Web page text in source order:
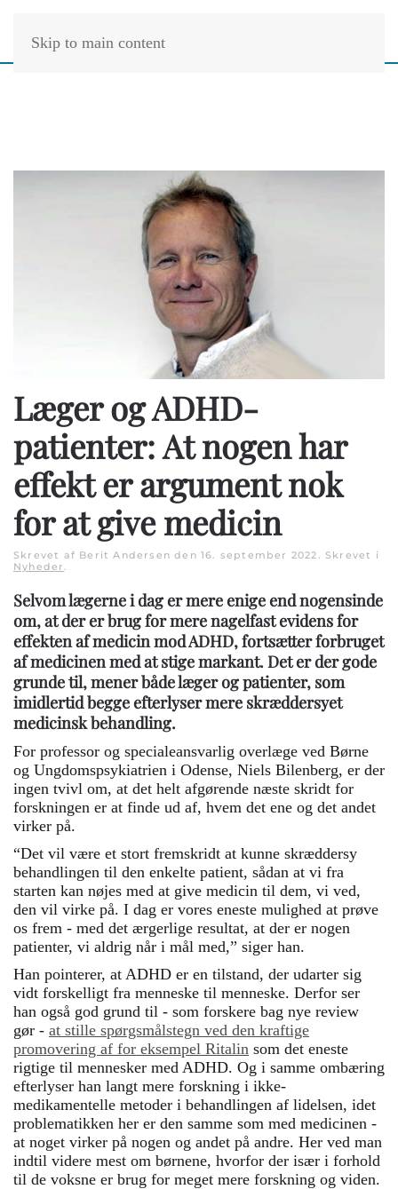
Skip to main content
Læger og ADHD-
patienter: At nogen har
effekt er argument nok
for at give medicin
Skrevet af Berit Andersen den 16. september 2022
. Skrevet i
Nyheder
Selvom lægerne i dag er mere enige end nogensinde
om, at der er brug for mere nagelfast evidens for
effekten af medicin mod ADHD, fortsætter forbruget
af medicinen med at stige markant. Det er der gode
grunde til, mener både læger og patienter, som
imidlertid begge efterlyser mere skræddersyet
medicinsk behandling.
For professor og specialeansvarlig overlæge ved Børne
og Ungdomspsykiatrien i Odense, Niels Bilenberg, er der
ingen tvivl om, at det helt afgørende næste skridt for
forskningen er at finde ud af, hvem det ene og det andet
virker på.
“Det vil være et stort fremskridt at kunne skræddersy
behandlingen til den enkelte patient, sådan at vi fra
starten kan nøjes med at give medicin til dem, vi ved,
den vil virke på. I dag er vores eneste mulighed at prøve
os frem - med det ærgerlige resultat, at der er nogen
patienter, vi aldrig når i mål med,” siger han.
Han pointerer, at ADHD er en tilstand, der udarter sig
vidt forskelligt fra menneske til menneske. Derfor ser
han også god grund til - som forskere bag nye review
gør - at stille spørgsmålstegn ved den kraftige
promovering af for eksempel Ritalin som det eneste
rigtige til mennesker med ADHD. Og i samme ombæring
efterlyser han langt mere forskning i ikke-
medikamentelle metoder i behandlingen af lidelsen, idet
problematikken her er den samme som med medicinen -
at noget virker på nogen og andet på andre. Her ved man
indtil videre mest om børnene, hvorfor der især i forhold
til de voksne er brug for meget mere forskning og viden.